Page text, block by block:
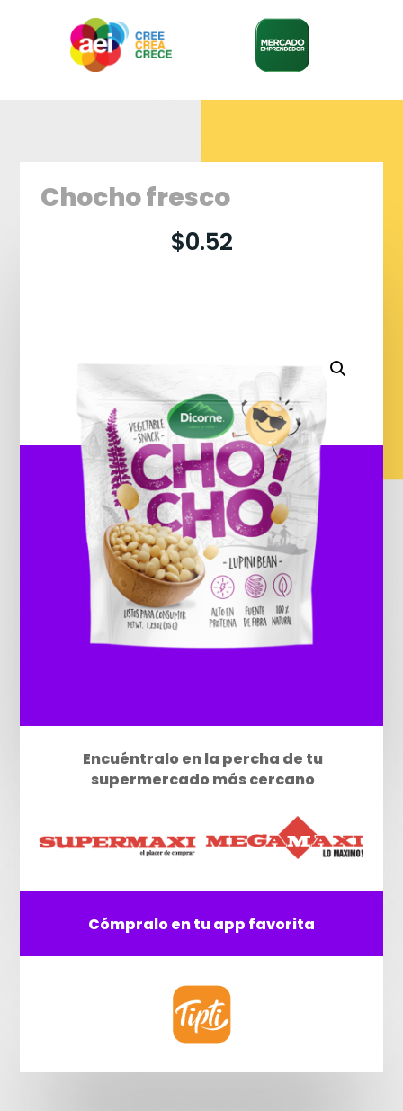
Chocho fresco
$0.52
Encuéntralo en la percha de tu
supermercado más cercano
Cómpralo en tu app favorita